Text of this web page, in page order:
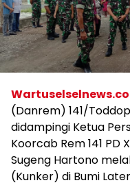
(Danrem) 141/
didampingi Ketua
Koorcab Rem 141 PD
Sugeng Hartono
(Kunker) di Bumi